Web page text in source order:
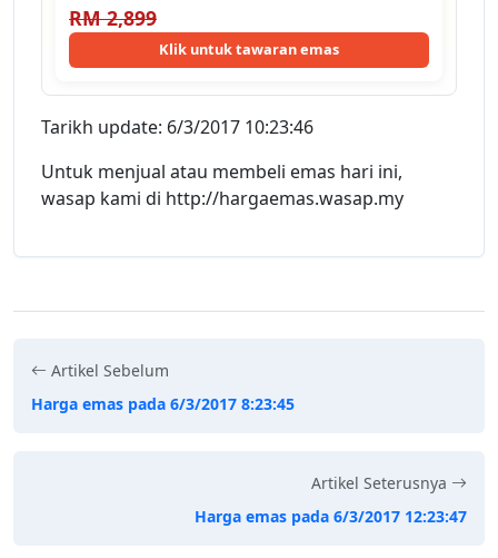
RM 2,899
Klik untuk tawaran emas
Tarikh update: 6/3/2017 10:23:46
Untuk menjual atau membeli emas hari ini,
wasap kami di http://hargaemas.wasap.my
Artikel Sebelum
Harga emas pada 6/3/2017 8:23:45
Artikel Seterusnya
Harga emas pada 6/3/2017 12:23:47